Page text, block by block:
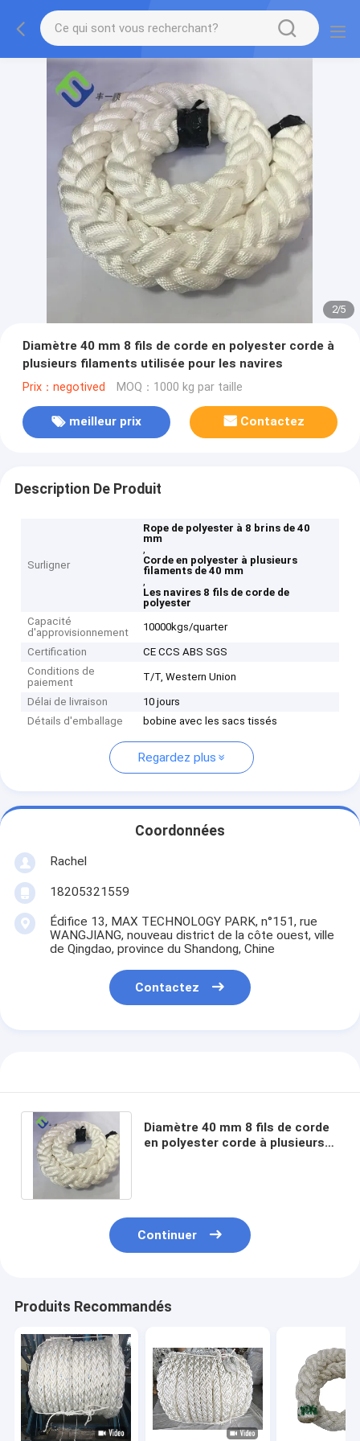
2/5
Diamètre 40 mm 8 fils de corde en polyester corde à
plusieurs filaments utilisée pour les navires
Prix：negotived MOQ：1000 kg par taille
meilleur prix Contactez
Description De Produit
Surligner
Rope de polyester à 8 brins de 40
mm
,
Corde en polyester à plusieurs
filaments de 40 mm
,
Les navires 8 fils de corde de
polyester
Capacité
d'approvisionnement
10000kgs/quarter
Certification
CE CCS ABS SGS
Conditions de
paiement
T/T, Western Union
Délai de livraison
10 jours
Détails d'emballage
bobine avec les sacs tissés
Regardez plus
Coordonnées
Rachel
18205321559
Édifice 13, MAX TECHNOLOGY PARK, n°151, rue
WANGJIANG, nouveau district de la côte ouest, ville
de Qingdao, province du Shandong, Chine
Contactez
Diamètre 40 mm 8 fils de corde
en polyester corde à plusieurs
Continuer
Produits Recommandés